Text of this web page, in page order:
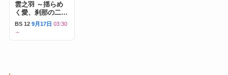
雲之羽 ～揺らめ
く愛、刹那の二人
～
BS 12 9月17日 03:30
～